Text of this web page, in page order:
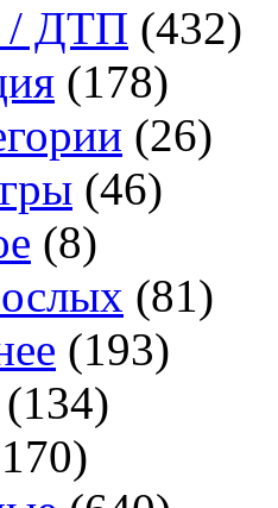
/ ДТП (432)
(178)
(26)
(46)
(8)
(81)
(193)
(134)